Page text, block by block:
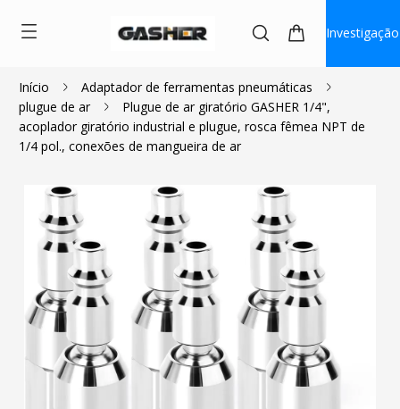
Investigação
Início
Adaptador de ferramentas pneumáticas
plugue de ar
Plugue de ar giratório GASHER 1/4",
acoplador giratório industrial e plugue, rosca fêmea NPT de
1/4 pol., conexões de mangueira de ar
$2.97